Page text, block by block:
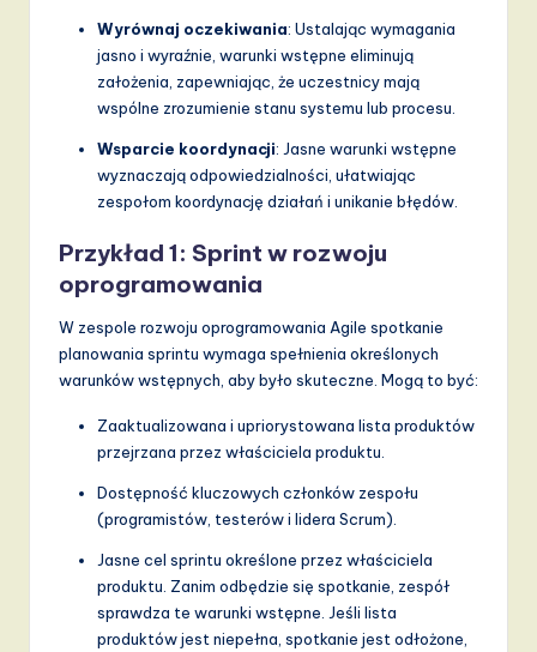
it
Wyrównaj oczekiwania: Ustalając wymagania
jasno i wyraźnie, warunki wstępne eliminują
założenia, zapewniając, że uczestnicy mają
wspólne zrozumienie stanu systemu lub procesu.
Wsparcie koordynacji: Jasne warunki wstępne
wyznaczają odpowiedzialności, ułatwiając
zespołom koordynację działań i unikanie błędów.
Przykład 1: Sprint w rozwoju
oprogramowania
W zespole rozwoju oprogramowania Agile spotkanie
planowania sprintu wymaga spełnienia określonych
warunków wstępnych, aby było skuteczne. Mogą to być:
Zaaktualizowana i upriorystowana lista produktów
przejrzana przez właściciela produktu.
Dostępność kluczowych członków zespołu
(programistów, testerów i lidera Scrum).
Jasne cel sprintu określone przez właściciela
produktu. Zanim odbędzie się spotkanie, zespół
sprawdza te warunki wstępne. Jeśli lista
produktów jest niepełna, spotkanie jest odłożone,